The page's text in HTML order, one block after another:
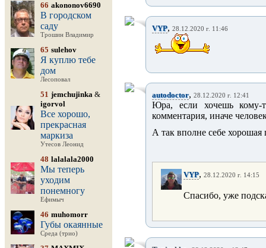
66 akononov6690
В городском
саду
Трошин Владимир
65 sulehov
Я куплю тебе
дом
Лесоповал
51 jemchujinka &
igorvol
Все хорошо,
прекрасная
маркиза
Утесов Леонид
48 lalalala2000
Мы теперь
уходим
понемногу
Ефимыч
46 muhomorr
Губы окаянные
Среда (трио)
VYP, 28.12.2020 г. 11:46
autodoctor, 28.12.2020 г. 12:41
Юра, если хочешь кому-
комментария, иначе
А так вполне себе
VYP, 28.12.2020 г. 14:15
Спасибо, уже